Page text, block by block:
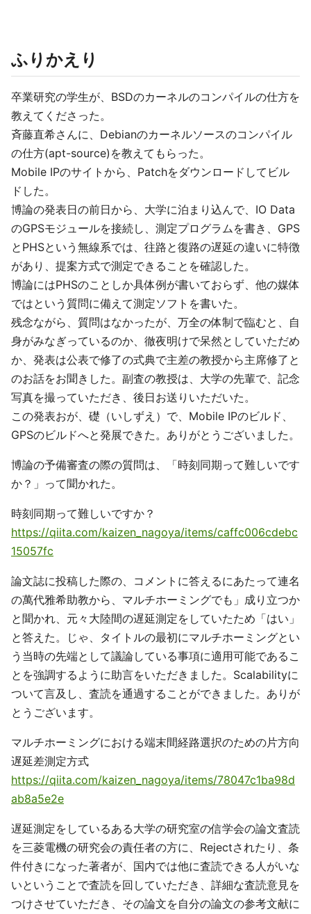
ふりかえり
卒業研究の学生が、BSDのカーネルのコンパイルの仕方を
教えてくださった。
斉藤直希さんに、Debianのカーネルソースのコンパイル
の仕方(apt-source)を教えてもらった。
Mobile IPのサイトから、Patchをダウンロードしてビル
ドした。
博論の発表日の前日から、大学に泊まり込んで、IO Data
のGPSモジュールを接続し、測定プログラムを書き、GPS
とPHSという無線系では、往路と復路の遅延の違いに特徴
があり、提案方式で測定できることを確認した。
博論にはPHSのことしか具体例が書いておらず、他の媒体
ではという質問に備えて測定ソフトを書いた。
残念ながら、質問はなかったが、万全の体制で臨むと、自
身がみなぎっているのか、徹夜明けで呆然としていただめ
か、発表は公表で修了の式典で主差の教授から主席修了と
のお話をお聞きした。副査の教授は、大学の先輩で、記念
写真を撮っていただき、後日お送りいただいた。
この発表おが、礎（いしずえ）で、Mobile IPのビルド、
GPSのビルドへと発展できた。ありがとうございました。
博論の予備審査の際の質問は、「時刻同期って難しいです
か？」って聞かれた。
時刻同期って難しいですか？
https://qiita.com/kaizen_nagoya/items/caffc006cdebc
15057fc
論文誌に投稿した際の、コメントに答えるにあたって連名
の萬代雅希助教から、マルチホーミングでも」成り立つか
と聞かれ、元々大陸間の遅延測定をしていたため「はい」
と答えた。じゃ、タイトルの最初にマルチホーミングとい
う当時の先端として議論している事項に適用可能であるこ
とを強調するように助言をいただきました。Scalabilityに
ついて言及し、査読を通過することができました。ありが
とうございます。
マルチホーミングにおける端末間経路選択のための片方向
遅延差測定方式
https://qiita.com/kaizen_nagoya/items/78047c1ba98d
ab8a5e2e
遅延測定をしているある大学の研究室の信学会の論文査読
を三菱電機の研究会の責任者の方に、Rejectされたり、条
件付きになった著者が、国内では他に査読できる人がいな
いということで査読を回していただき、詳細な査読意見を
つけさせていただき、その論文を自分の論文の参考文献に